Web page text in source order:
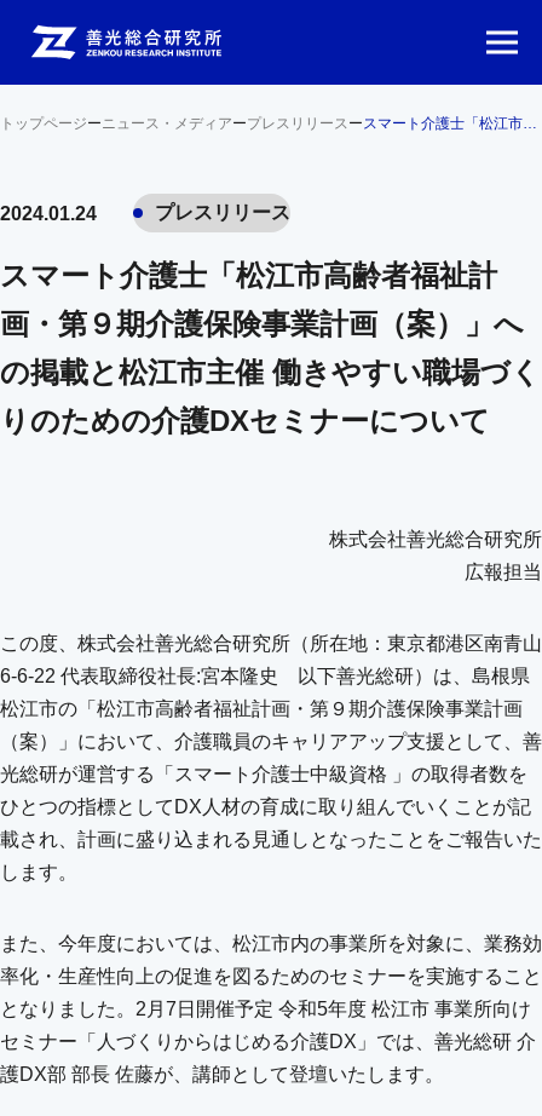
トップページーニュース・メディアープレスリリースー スマート介護士「松江市高齢者福祉計画・第９期介護保険事業計画（案）」への掲載と松江市主催 働きやすい職場づくりのための介護DXセミナーについて
2024.01.24 プレスリリース
スマート介護士「松江市高齢者福祉計
画・第９期介護保険事業計画（案）」へ
の掲載と松江市主催 働きやすい職場づく
りのための介護DXセミナーについて
株式会社善光総合研究所
広報担当
この度、株式会社善光総合研究所（所在地：東京都港区南青山
6-6-22 代表取締役社長:宮本隆史 以下善光総研）は、島根県
松江市の「松江市高齢者福祉計画・第９期介護保険事業計画
（案）」において、介護職員のキャリアアップ支援として、善
光総研が運営する「スマート介護士中級資格 」の取得者数を
ひとつの指標としてDX人材の育成に取り組んでいくことが記
載され、計画に盛り込まれる見通しとなったことをご報告いた
します。
また、今年度においては、松江市内の事業所を対象に、業務効
率化・生産性向上の促進を図るためのセミナーを実施すること
となりました。2月7日開催予定 令和5年度 松江市 事業所向け
セミナー「人づくりからはじめる介護DX」では、善光総研 介
護DX部 部長 佐藤が、講師として登壇いたします。